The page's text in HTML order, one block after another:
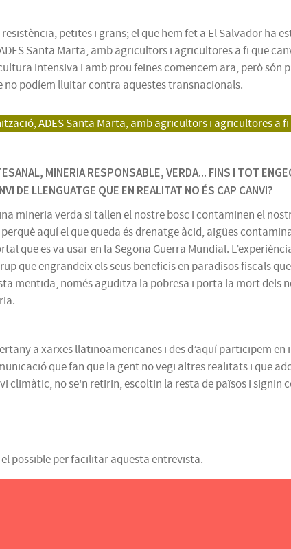
petites i grans; el que hem fet a El Salvador ha
Santa Marta, amb agricultors i agricultores a fi que
intensiva i amb prou feines comencem ara, però són
no podíem lluitar contra aquestes transnacionals.
ADES Santa Marta, amb agricultors i agricultores a
MINERIA RESPONSABLE, VERDA... FINS I TOT
DE LLENGUATGE QUE EN REALITAT NO ÉS CAP CANVI?
mineria verda si tallen el nostre bosc i contaminen el
aquí el que queda és drenatge àcid, aigües
que es va usar en la Segona Guerra Mundial.
que engrandeix els seus beneficis en paradisos fiscals
mentida, només aguditza la pobresa i porta la mort dels
a xarxes llatinoamericanes i des d’aquí participem
que fan que la gent no vegi altres realitats i que
climàtic, no se'n retirin, escoltin la resta de països i signin
possible per facilitar aquesta entrevista.